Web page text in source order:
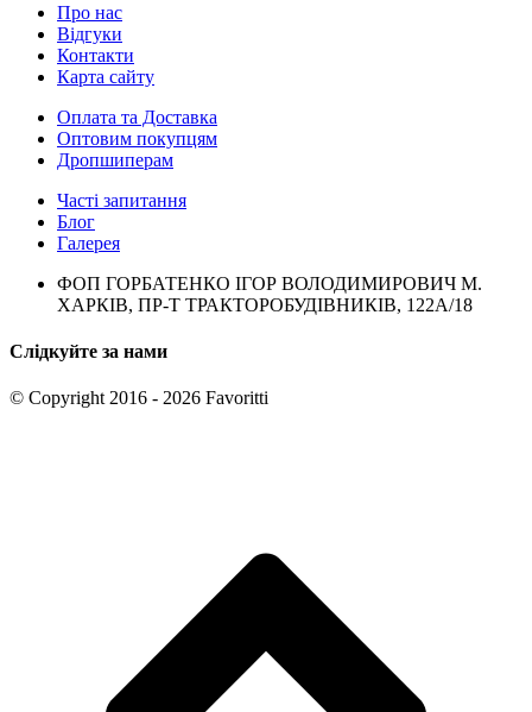
Про нас
Відгуки
Контакти
Карта сайту
Оплата та Доставка
Оптовим покупцям
Дропшиперам
Часті запитання
Блог
Галерея
ФОП ГОРБАТЕНКО ІГОР ВОЛОДИМИРОВИЧ М.
ХАРКІВ, ПР-Т ТРАКТОРОБУДІВНИКІВ, 122А/18
Слідкуйте за нами
© Copyright 2016 - 2026 Favoritti